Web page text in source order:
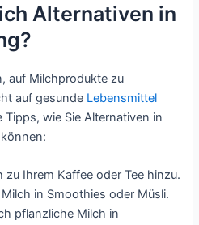
Alternativen in
auf Milchprodukte zu
auf gesunde Lebensmittel
wie Sie Alternativen in
zu Ihrem Kaffee oder Tee hinzu.
in Smoothies oder Müsli.
pflanzliche Milch in